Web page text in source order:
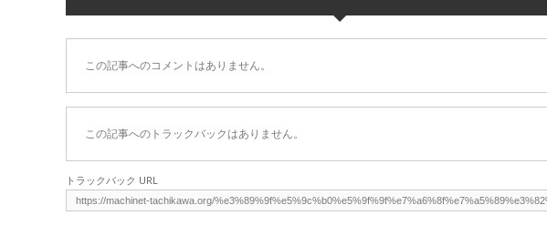
この記事へのコメントはありません。
この記事へのトラックバックはありません。
トラックバック URL